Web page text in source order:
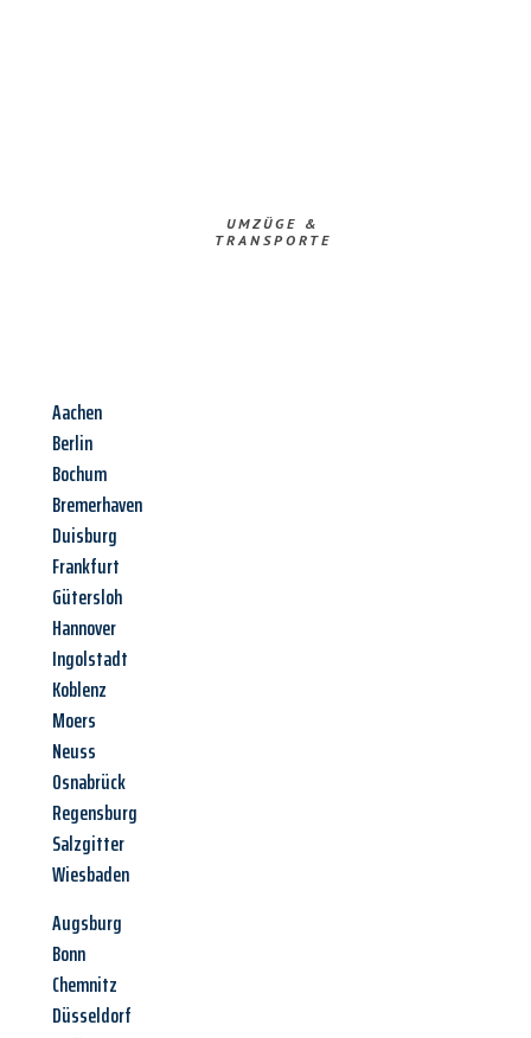
UMZÜGE &
TRANSPORTE
Aachen
Berlin
Bochum
Bremerhaven
Duisburg
Frankfurt
Gütersloh
Hannover
Ingolstadt
Koblenz
Moers
Neuss
Osnabrück
Regensburg
Salzgitter
Wiesbaden
Augsburg
Bonn
Chemnitz
Düsseldorf